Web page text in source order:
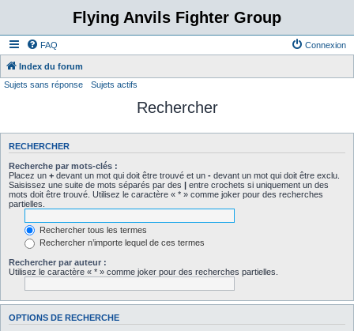
Flying Anvils Fighter Group
FAQ Connexion
Index du forum
Sujets sans réponse
Sujets actifs
Rechercher
RECHERCHER
Recherche par mots-clés :
Placez un + devant un mot qui doit être trouvé et un - devant un mot qui doit être exclu.
Saisissez une suite de mots séparés par des | entre crochets si uniquement un des
mots doit être trouvé. Utilisez le caractère « * » comme joker pour des recherches
partielles.
Rechercher tous les termes
Rechercher n’importe lequel de ces termes
Rechercher par auteur :
Utilisez le caractère « * » comme joker pour des recherches partielles.
OPTIONS DE RECHERCHE